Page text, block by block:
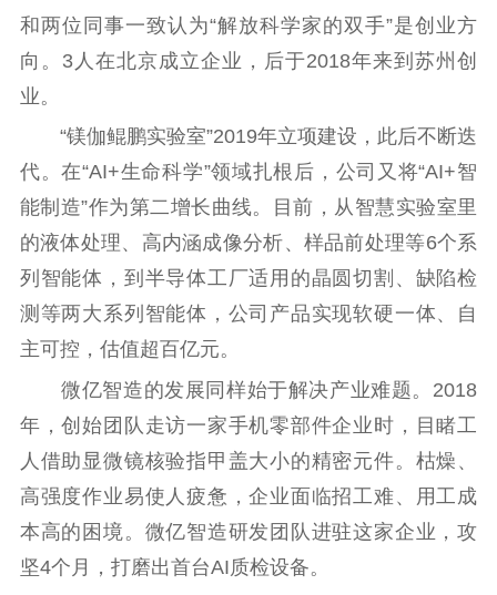
和两位同事一致认为“解放科学家的双手”是创业方
向。3人在北京成立企业，后于2018年来到苏州创
业。
“镁伽鲲鹏实验室”2019年立项建设，此后不断迭
代。在“AI+生命科学”领域扎根后，公司又将“AI+智
能制造”作为第二增长曲线。目前，从智慧实验室里
的液体处理、高内涵成像分析、样品前处理等6个系
列智能体，到半导体工厂适用的晶圆切割、缺陷检
测等两大系列智能体，公司产品实现软硬一体、自
主可控，估值超百亿元。
微亿智造的发展同样始于解决产业难题。2018
年，创始团队走访一家手机零部件企业时，目睹工
人借助显微镜核验指甲盖大小的精密元件。枯燥、
高强度作业易使人疲惫，企业面临招工难、用工成
本高的困境。微亿智造研发团队进驻这家企业，攻
坚4个月，打磨出首台AI质检设备。